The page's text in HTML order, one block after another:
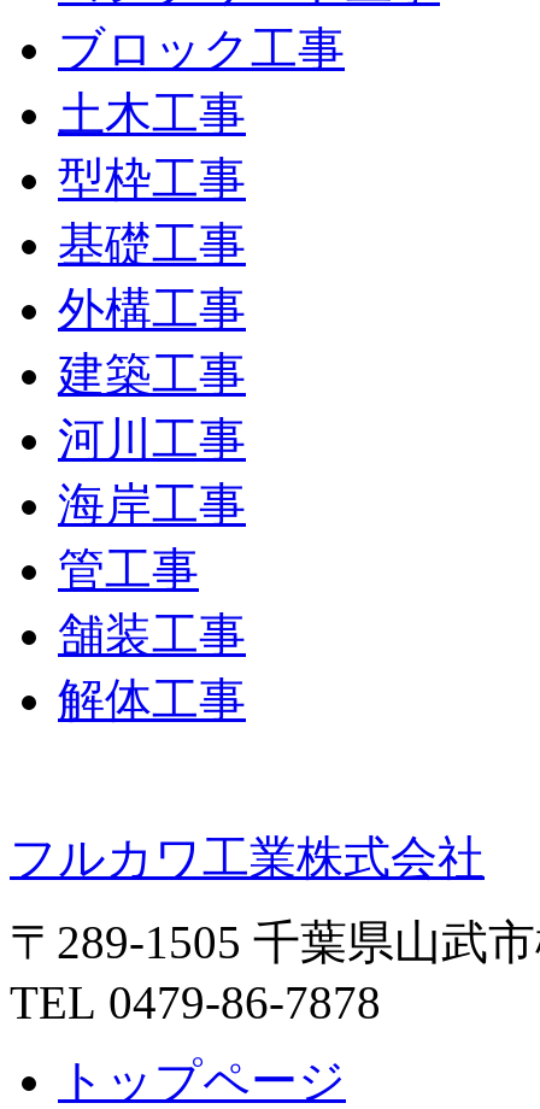
ブロック工事
土木工事
型枠工事
基礎工事
外構工事
建築工事
河川工事
海岸工事
管工事
舗装工事
解体工事
フルカワ工業株式会社
〒289-1505 千葉県山武
TEL 0479-86-7878
トップページ